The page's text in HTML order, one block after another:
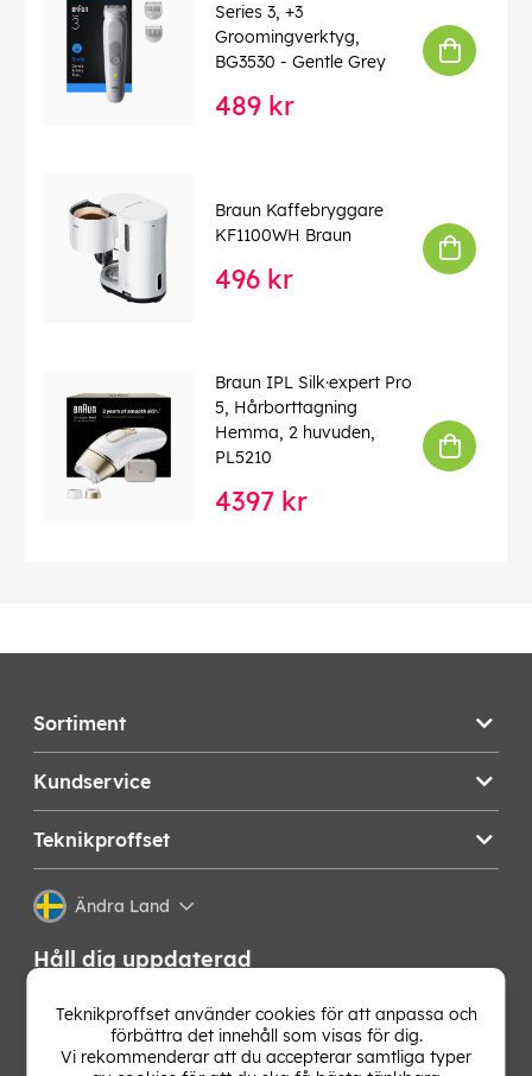
Series 3, +3
Groomingverktyg,
BG3530 - Gentle Grey
489 kr
Braun Kaffebryggare
KF1100WH Braun
496 kr
Braun IPL Silk·expert Pro
5, Hårborttagning
Hemma, 2 huvuden,
PL5210
4397 kr
Sortiment
Kundservice
Teknikproffset
Ändra Land
Håll dig uppdaterad
Få de senaste nyheterna, hetaste erbjudandena och
bästa tipsen från oss direkt i din mejlkorg. Signa upp på
vårt nyhetsbrev!
Teknikproffset använder cookies för att anpassa och
förbättra det innehåll som visas för dig.
Vi rekommenderar att du accepterar samtliga typer